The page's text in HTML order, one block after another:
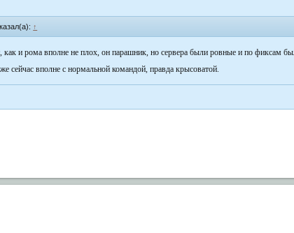
↑
как и рома вполне не плох, он парашник, но сервера были ровные и по фиксам
сейчас вполне с нормальной командой, правда крысоватой.